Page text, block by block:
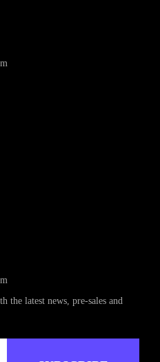
the latest news, pre-sales and